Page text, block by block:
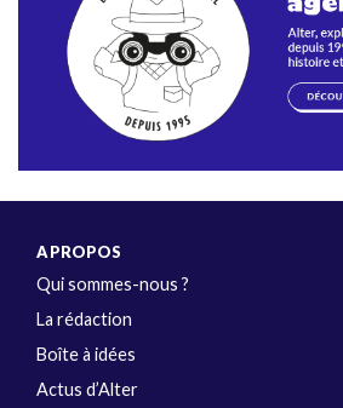
A PROPOS
Qui sommes-nous ?
La rédaction
Boîte à idées
Actus d’Alter